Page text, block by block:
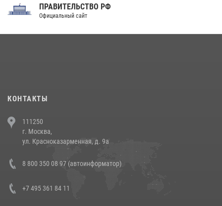
Праздник «Один день с Росгвардией» к 105-летию Центрального
напавших на бригаду скорой помощи (видео)
14 июля 2026, 12:20
В Росгвардии прошла военно-научная конференция по обобщению
боевого опыта
ПРАВИТЕЛЬСТВО РФ
Официальный сайт
КОНТАКТЫ
111250
г. Москва,
ул. Красноказарменная, д. 9а
8 800 350 08 97 (автоинформатор)
+7 495 361 84 11